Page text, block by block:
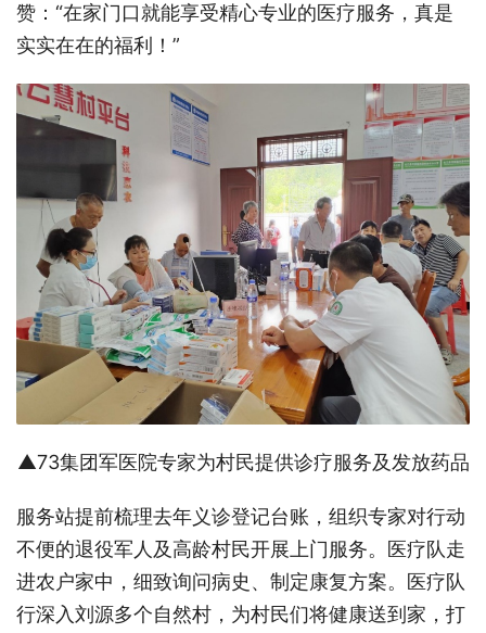
赞： “在家门口就能享受精心专业的医疗服务，真是
实实在在的福利！”
▲73集团军医院专家为村民提供诊疗服务及发放药品
服务站提前梳理去年义诊登记台账，组织专家对行动
不便的退役军人及高龄村民开展上门服务。医疗队走
进农户家中，细致询问病史、制定康复方案。医疗队
行深入刘源多个自然村，为村民们将健康送到家，打